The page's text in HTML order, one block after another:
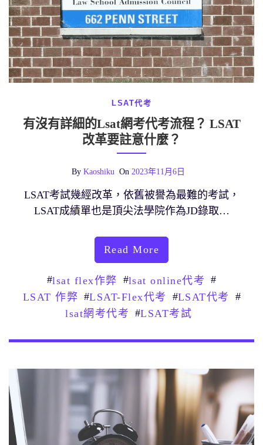
LSAT代考
有沒有詳細的Lsat網考代考流程？ LSAT
改革要註意什麼？
By Kaoshiku On 2023年11月6日
LSAT考試幾經改革，依舊被譽為最難的考試，
LSAT成績單也是頂尖法學院作為JD錄取…
Read More
#lsat flex作弊 #lsat online代考 #
LSAT 作弊 #LSAT-Flex代考 #LSAT代考
#
lsat網考代考 #LSAT考試